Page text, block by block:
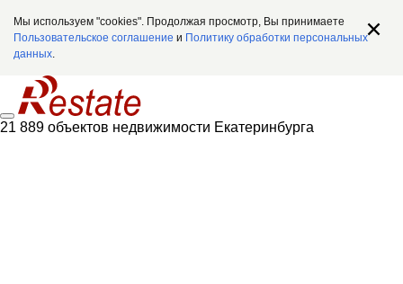
Мы используем "cookies". Продолжая просмотр, Вы принимаете
Пользовательское соглашение и Политику обработки персональных
данных.
21 889 объектов недвижимости Екатеринбурга